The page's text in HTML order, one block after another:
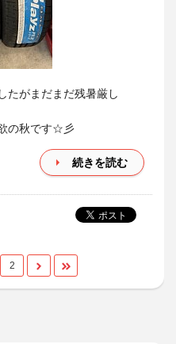
たがまだまだ残暑厳し
の秋です☆彡
続きを読む
2